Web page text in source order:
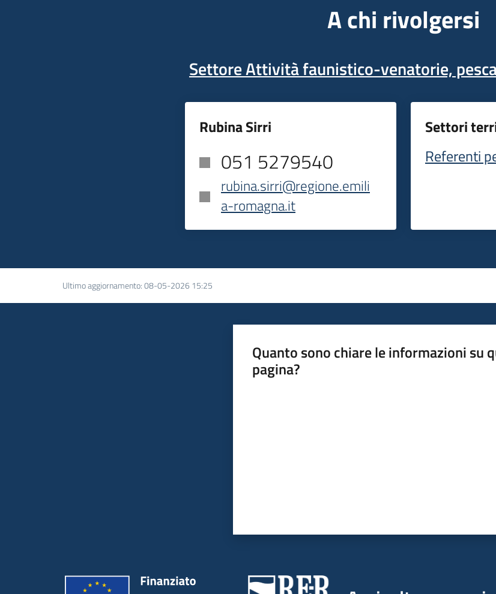
A chi rivolgersi
Settore Attività faunistico-venatorie,
Rubina Sirri
051 5279540
rubina.sirri@regione.emili
a-romagna.it
Settori
Referenti
Ultimo aggiornamento:08-05-2026 15:25
Quanto sono chiare le informazioni su
pagina?